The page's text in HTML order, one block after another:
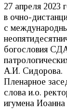
27 апреля 2023
в очно-
с
богословия
А.И. Сидорова.
Пленарное
слова и.о.
игумена